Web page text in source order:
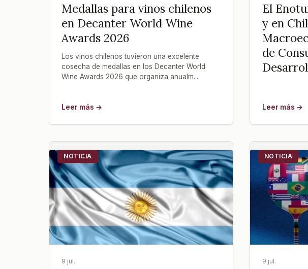
Medallas para vinos chilenos
en Decanter World Wine
Awards 2026
Los vinos chilenos tuvieron una excelente
cosecha de medallas en los Decanter World
Wine Awards 2026 que organiza anualm...
Leer más →
El
y en
de
Leer más →
NOTICIA
9 jul.
NOTICIA
9 jul.